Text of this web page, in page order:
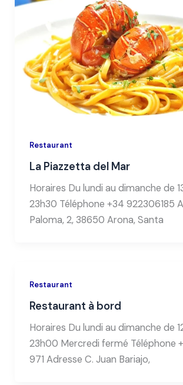
Restaurant
La Piazzetta del Mar
Horaires Du lundi au dimanche de
23h30 Téléphone +34 922306185
Paloma, 2, 38650 Arona, Santa
Restaurant
Restaurant à bord
Horaires Du lundi au dimanche de
23h00 Mercredi fermé Téléphone
971 Adresse C. Juan Bariajo,